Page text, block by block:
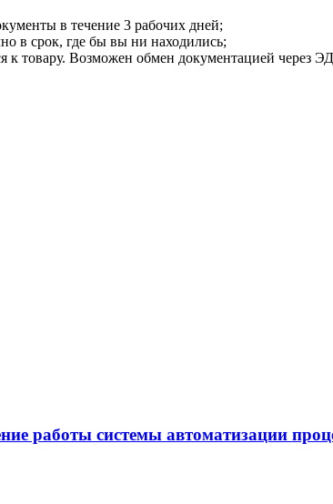
в течение 3 рабочих дней;
в срок, где бы вы ни находились;
к товару. Возможен обмен документацией через
работы системы автоматизации